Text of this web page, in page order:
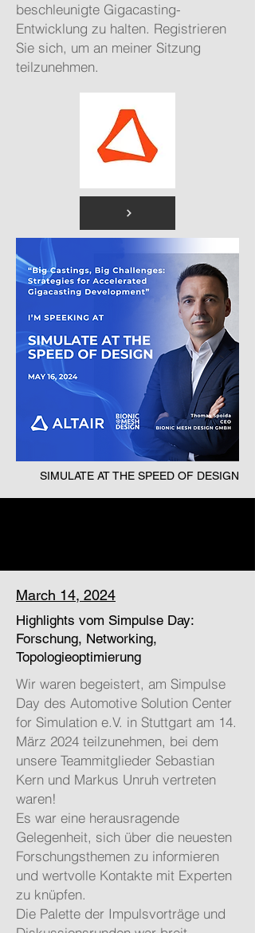
beschleunigte Gigacasting-
Entwicklung zu halten. Registrieren
Sie sich, um an meiner Sitzung
teilzunehmen.
SIMULATE AT THE SPEED OF DESIGN
March 14, 2024
Highlights vom Simpulse Day:
Forschung, Networking,
Topologieoptimierung
Wir waren begeistert, am Simpulse
Day des Automotive Solution Center
for Simulation e.V. in Stuttgart am 14.
März 2024 teilzunehmen, bei dem
unsere Teammitglieder Sebastian
Kern und Markus Unruh vertreten
waren!
Es war eine herausragende
Gelegenheit, sich über die neuesten
Forschungsthemen zu informieren
und wertvolle Kontakte mit Experten
zu knüpfen.
Die Palette der Impulsvorträge und